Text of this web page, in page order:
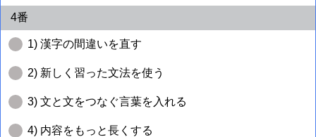
4番
1) 漢字の間違いを直す
2) 新しく習った文法を使う
3) 文と文をつなぐ言葉を入れる
4) 内容をもっと長くする